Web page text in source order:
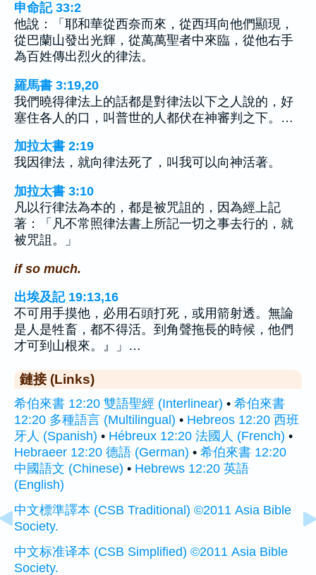
申命記 33:2
他說：「耶和華從西奈而來，從西珥向他們顯現，
從巴蘭山發出光輝，從萬萬聖者中來臨，從他右手
為百姓傳出烈火的律法。
羅馬書 3:19,20
我們曉得律法上的話都是對律法以下之人說的，好
塞住各人的口，叫普世的人都伏在神審判之下。…
加拉太書 2:19
我因律法，就向律法死了，叫我可以向神活著。
加拉太書 3:10
凡以行律法為本的，都是被咒詛的，因為經上記
著：「凡不常照律法書上所記一切之事去行的，就
被咒詛。」
if so much.
出埃及記 19:13,16
不可用手摸他，必用石頭打死，或用箭射透。無論
是人是牲畜，都不得活。到角聲拖長的時候，他們
才可到山根來。』」…
鏈接 (Links)
希伯來書 12:20 雙語聖經 (Interlinear) • 希伯來書
12:20 多種語言 (Multilingual) • Hebreos 12:20 西班
牙人 (Spanish) • Hébreux 12:20 法國人 (French) •
Hebraeer 12:20 德語 (German) • 希伯來書 12:20
中國語文 (Chinese) • Hebrews 12:20 英語
(English)
中文標準譯本 (CSB Traditional) ©2011 Asia Bible
Society.
中文标准译本 (CSB Simplified) ©2011 Asia Bible
Society.